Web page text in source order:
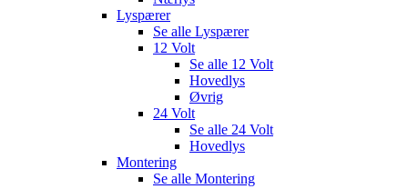
Lyspærer
Se alle Lyspærer
12 Volt
Se alle 12 Volt
Hovedlys
Øvrig
24 Volt
Se alle 24 Volt
Hovedlys
Montering
Se alle Montering